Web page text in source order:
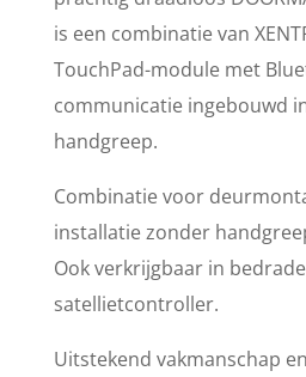
is een combinatie van
TouchPad-module met
communicatie ingebouwd
handgreep.
Combinatie voor
installatie zonder
Ook verkrijgbaar in
satellietcontroller.
Uitstekend vakmanschap